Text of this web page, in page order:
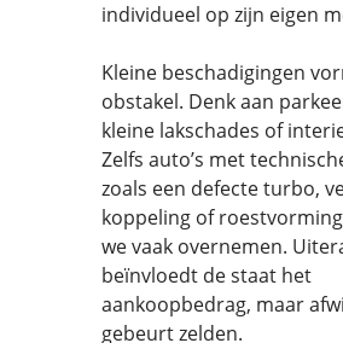
individueel op zijn eigen
Kleine beschadigingen
obstakel. Denk aan
kleine lakschades of
Zelfs auto’s met
zoals een defecte turbo,
koppeling of
we vaak overnemen.
beïnvloedt de staat het
aankoopbedrag, maar
gebeurt zelden.